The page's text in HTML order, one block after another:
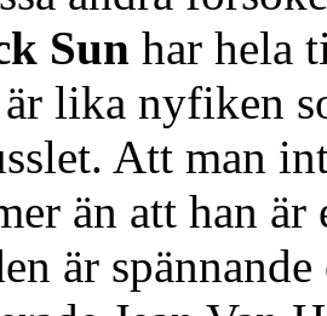
Sun har hela
är lika nyfiken
Att man
än att han
är